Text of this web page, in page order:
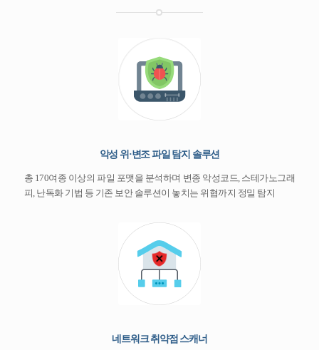
악성 위·변조 파일 탐지 솔루션
총 170여종 이상의 파일 포맷을 분석하며 변종 악성코드, 스테가노그래
피, 난독화 기법 등 기존 보안 솔루션이 놓치는 위협까지 정밀 탐지
네트워크 취약점 스캐너